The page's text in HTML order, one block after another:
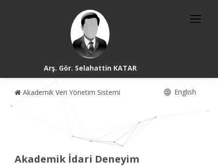
Arş. Gör. Selahattin KATAR
Akademik Veri Yönetim Sistemi English
Akademik İdari Deneyim